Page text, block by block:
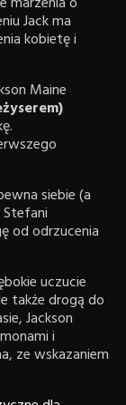
Jack ma
kobietę i
Maine
siebie (a
od odrzucenia
uczucie
także drogą do
Jackson
i
ze wskazaniem